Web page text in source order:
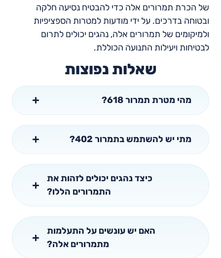
של הכרת תמרורים אלה כדי להבטיח נסיעה חלקה
ובטוחה בדרכים. על ידי מודעות למטרות הספציפיות
ולמיקומים של תמרורים אלה, נהגים יכולים לתרום
לבטיחות ויעילות התנועה הכוללת.
שאלות נפוצות
מהי מטרת תמרור 618?
מתי יש להשתמש בתמרור 402?
כיצד נהגים יכולים לזהות את
התמרורים הללו?
האם יש עונשים על התעלמות
מתמרורים אלה?